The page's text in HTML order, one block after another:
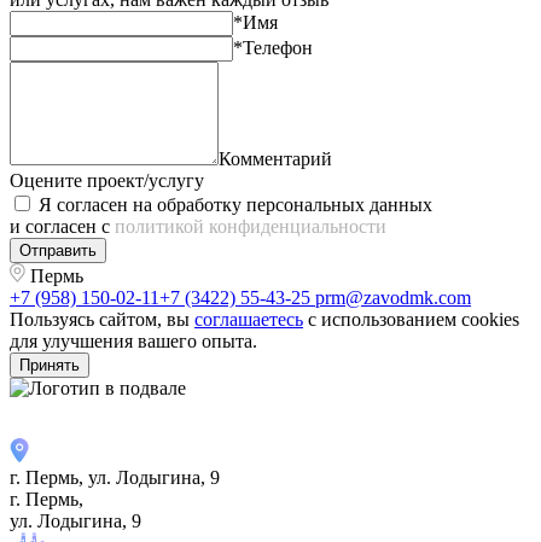
*Имя
*Телефон
Комментарий
Оцените проект/услугу
Я согласен на обработку персональных данных
и согласен с политикой конфиденциальности
Отправить
Пермь
+7 (958) 150-02-11+7 (3422) 55-43-25 prm@zavodmk.com
Пользуясь сайтом, вы соглашаетесь с использованием cookies
для улучшения вашего опыта.
Принять
г. Пермь, ул. ​Лодыгина, 9
г. Пермь,
ул. ​Лодыгина, 9